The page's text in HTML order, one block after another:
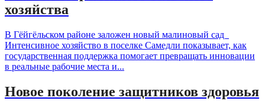
хозяйства
В Гёйгёльском районе заложен новый малиновый сад
Интенсивное хозяйство в поселке Самедли показывает, как
государственная поддержка помогает превращать инновации
в реальные рабочие места и...
Новое поколение защитников здоровья